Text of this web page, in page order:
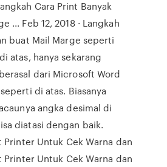
Cara Print Banyak
... Feb 12, 2018 · Langkah
buat Mail Marge seperti
atas, hanya sekarang
dari Microsoft Word
di atas. Biasanya
angka desimal di
diatasi dengan baik.
Printer Untuk Cek Warna dan
Printer Untuk Cek Warna dan